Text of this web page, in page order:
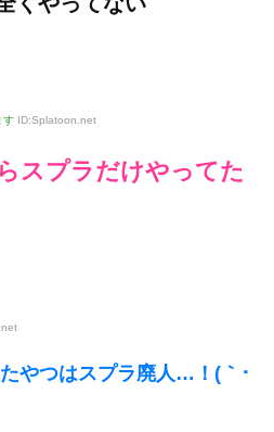
す ID:Splatoon.net
スプラだけやってた
やつはスプラ廃人…！(｀･